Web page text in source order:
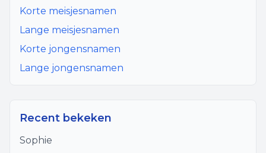
Korte meisjesnamen
Lange meisjesnamen
Korte jongensnamen
Lange jongensnamen
Recent bekeken
Sophie